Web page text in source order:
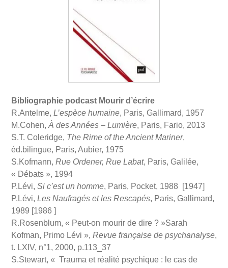
Bibliographie podcast Mourir d’écrire
R.Antelme, L’espèce humaine, Paris, Gallimard, 1957
M.Cohen, À des Années – Lumière, Paris, Fario, 2013
S.T. Coleridge, The Rime of the Ancient Mariner,
éd.bilingue, Paris, Aubier, 1975
S.Kofmann, Rue Ordener, Rue Labat, Paris, Galilée,
« Débats », 1994
P.Lévi, Si c’est un homme, Paris, Pocket, 1988 [1947]
P.Lévi, Les Naufragés et les Rescapés, Paris, Gallimard,
1989 [1986 ]
R.Rosenblum, « Peut-on mourir de dire ? »Sarah
Kofman, Primo Lévi », Revue française de psychanalyse,
t. LXIV, n°1, 2000, p.113_37
S.Stewart, « Trauma et réalité psychique : le cas de